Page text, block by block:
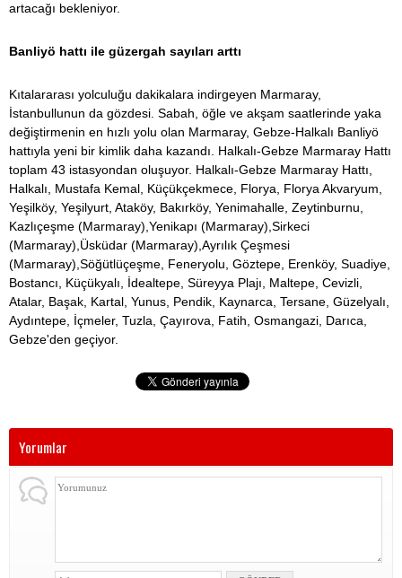
artacağı bekleniyor.
Banliyö hattı ile güzergah sayıları arttı
Kıtalararası yolculuğu dakikalara indirgeyen Marmaray,
İstanbullunun da gözdesi. Sabah, öğle ve akşam saatlerinde yaka
değiştirmenin en hızlı yolu olan Marmaray, Gebze-Halkalı Banliyö
hattıyla yeni bir kimlik daha kazandı. Halkalı-Gebze Marmaray Hattı
toplam 43 istasyondan oluşuyor. Halkalı-Gebze Marmaray Hattı,
Halkalı, Mustafa Kemal, Küçükçekmece, Florya, Florya Akvaryum,
Yeşilköy, Yeşilyurt, Ataköy, Bakırköy, Yenimahalle, Zeytinburnu,
Kazlıçeşme (Marmaray),Yenikapı (Marmaray),Sirkeci
(Marmaray),Üsküdar (Marmaray),Ayrılık Çeşmesi
(Marmaray),Söğütlüçeşme, Feneryolu, Göztepe, Erenköy, Suadiye,
Bostancı, Küçükyalı, İdealtepe, Süreyya Plajı, Maltepe, Cevizli,
Atalar, Başak, Kartal, Yunus, Pendik, Kaynarca, Tersane, Güzelyalı,
Aydıntepe, İçmeler, Tuzla, Çayırova, Fatih, Osmangazi, Darıca,
Gebze'den geçiyor.
Yorumlar